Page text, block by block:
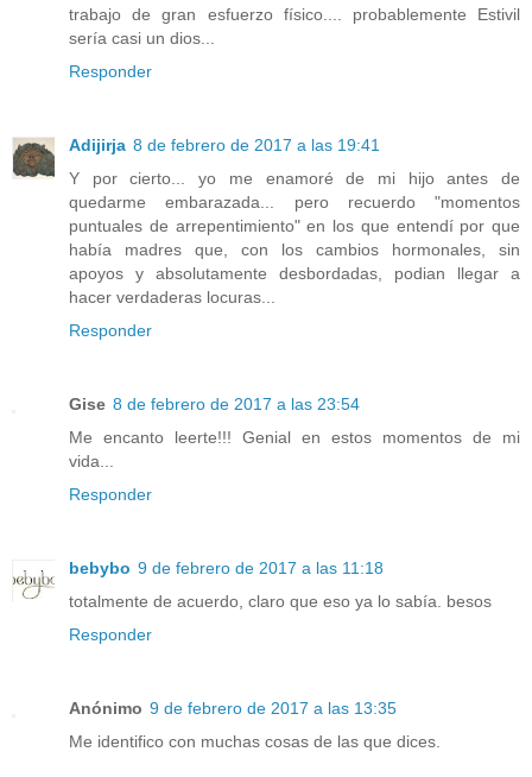
trabajo de gran esfuerzo físico.... probablemente Estivil
sería casi un dios...
Responder
Adijirja 8 de febrero de 2017 a las 19:41
Y por cierto... yo me enamoré de mi hijo antes de
quedarme embarazada... pero recuerdo "momentos
puntuales de arrepentimiento" en los que entendí por que
había madres que, con los cambios hormonales, sin
apoyos y absolutamente desbordadas, podian llegar a
hacer verdaderas locuras...
Responder
Gise 8 de febrero de 2017 a las 23:54
Me encanto leerte!!! Genial en estos momentos de mi
vida...
Responder
bebybo 9 de febrero de 2017 a las 11:18
totalmente de acuerdo, claro que eso ya lo sabía. besos
Responder
Anónimo 9 de febrero de 2017 a las 13:35
Me identifico con muchas cosas de las que dices.